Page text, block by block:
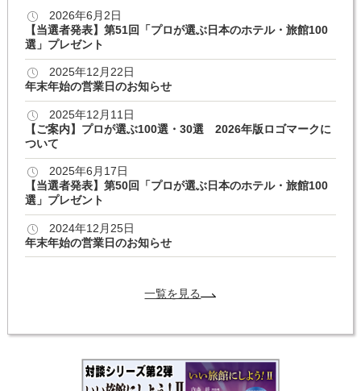
2026年6月2日
【当選者発表】第51回「プロが選ぶ日本のホテル・旅館100
選」プレゼント
2025年12月22日
年末年始の営業日のお知らせ
2025年12月11日
【ご案内】プロが選ぶ100選・30選 2026年版ロゴマークに
ついて
2025年6月17日
【当選者発表】第50回「プロが選ぶ日本のホテル・旅館100
選」プレゼント
2024年12月25日
年末年始の営業日のお知らせ
一覧を見る